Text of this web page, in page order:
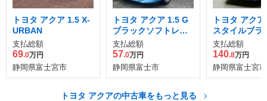
トヨタ アクア 1.5 X-
URBAN
支払総額
69.0万円
静岡県富士宮市
トヨタ アクア 1.5 G
ブラックソフトレザ
ーセレクション
支払総額
57.0万円
静岡県富士市
トヨタ アク
スタイルブラ
支払総額
140.8万円
静岡県富士宮市
トヨタ アクアの中古車をもっと見る